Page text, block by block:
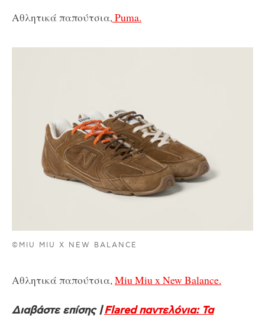
Αθλητικά παπούτσια,Puma.
©MIU MIU X NEW BALANCE
Αθλητικά παπούτσια,Miu Miu x New Balance.
Διαβάστε επίσης |Flared παντελόνια: Τα